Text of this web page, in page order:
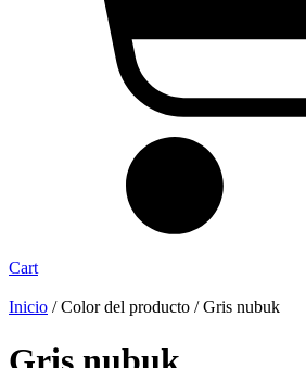
Cart
Inicio / Color del producto / Gris nubuk